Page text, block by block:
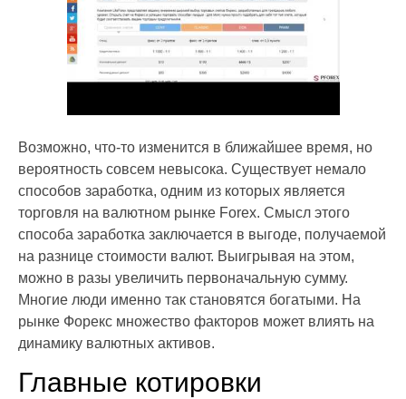
Возможно, что-то изменится в ближайшее время, но
вероятность совсем невысока. Существует немало
способов заработка, одним из которых является
торговля на валютном рынке Forex. Смысл этого
способа заработка заключается в выгоде, получаемой
на разнице стоимости валют. Выигрывая на этом,
можно в разы увеличить первоначальную сумму.
Многие люди именно так становятся богатыми. На
рынке Форекс множество факторов может влиять на
динамику валютных активов.
Главные котировки